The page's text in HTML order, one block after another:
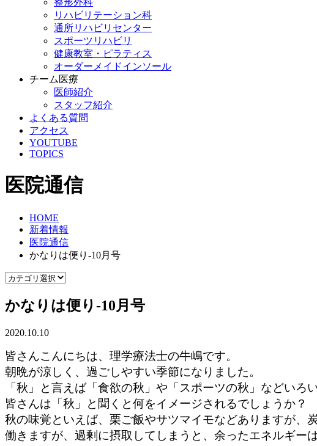
整形外科
リハビリテーション科
通所リハビリセンター
スポーツリハビリ
健康教室・ピラティス
オーダーメイドインソール
チーム医療
医師紹介
スタッフ紹介
よくある質問
アクセス
YOUTUBE
TOPICS
医院通信
HOME
新着情報
医院通信
かなりは便り-10月号
かなりは便り-10月号
2020.10.10
皆さんこんにちは、理学療法士の牛嶋です。
朝晩が涼しく、過ごしやすい季節になりました。
「秋」と言えば「食欲の秋」や「スポーツの秋」などいろ
皆さんは「秋」と聞くと何をイメージされるでしょうか？
秋の味覚といえば、栗ご飯やサツマイモなどありますが、
働きますが、過剰に摂取してしまうと、余ったエネルギー